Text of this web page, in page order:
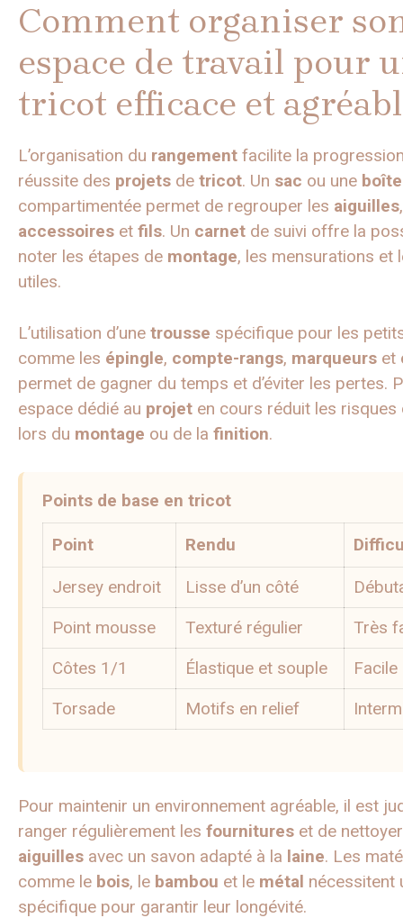
Comment organiser
espace de travail pour
tricot efficace et
L’organisation du rangement facilite la
réussite des projets de tricot. Un sac ou une boîte
compartimentée permet de regrouper les aiguilles,
accessoires et fils. Un carnet de suivi offre la
noter les étapes de montage, les mensurations et
utiles.
L’utilisation d’une trousse spécifique pour les
comme les épingle, compte-rangs, marqueurs et
permet de gagner du temps et d’éviter les pertes.
espace dédié au projet en cours réduit les risques
lors du montage ou de la finition.
Points de base en tricot
Point Rendu
Jersey endroit Lisse d’un côté
Point mousse
Texturé régulier
Très
Côtes 1/1
Élastique et souple
Facile
Torsade
Motifs en relief
Pour maintenir un environnement agréable, il est
ranger régulièrement les fournitures et de
aiguilles avec un savon adapté à la laine. Les
comme le bois, le bambou et le métal nécessitent
spécifique pour garantir leur longévité.